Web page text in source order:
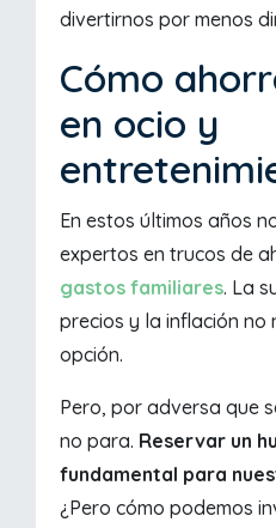
divertirnos por menos
Cómo
en ocio y
En estos últimos años
expertos en trucos de
gastos familiares. La
precios y la inflación
opción.
Pero, por adversa que
no para. Reservar un
fundamental para
¿Pero cómo podemos